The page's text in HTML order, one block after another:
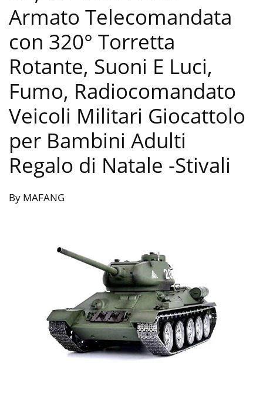
Armato Telecomandata
con 320° Torretta
Rotante, Suoni E Luci,
Fumo, Radiocomandato
Veicoli Militari Giocattolo
per Bambini Adulti
Regalo di Natale -Stivali
By MAFANG